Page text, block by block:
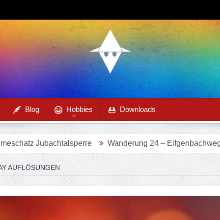
Blog Hobbies Downloads
Wanderung 24 – Eifgenbachweg im
AUFLÖSUNGEN